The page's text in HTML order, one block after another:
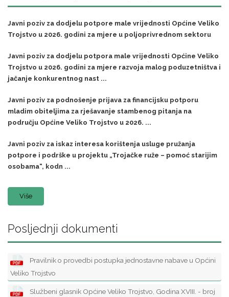
Javni poziv za dodjelu potpore male vrijednosti Općine Veliko
Trojstvo u 2026. godini za mjere u poljoprivrednom sektoru
Javni poziv za dodjelu potpora male vrijednosti Općine Veliko
Trojstvo u 2026. godini za mjere razvoja malog poduzetništva i
jačanje konkurentnog nast ...
Javni poziv za podnošenje prijava za financijsku potporu
mladim obiteljima za rješavanje stambenog pitanja na
području Općine Veliko Trojstvo u 2026. ...
Javni poziv za iskaz interesa korištenja usluge pružanja
potpore i podrške u projektu „Trojačke ruže – pomoć starijim
osobama“, kodn ...
Više
Posljednji dokumenti
Pravilnik o provedbi postupka jednostavne nabave u Općini
Veliko Trojstvo
Službeni glasnik Općine Veliko Trojstvo, Godina XVIII. - broj